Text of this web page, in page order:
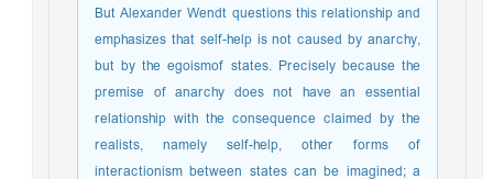
But Alexander Wendt questions this relationship and
emphasizes that self-help is not caused by anarchy,
but by the egoismof states. Precisely because the
premise of anarchy does not have an essential
relationship with the consequence claimed by the
realists, namely self-help, other forms of
interactionism between states can be imagined; a